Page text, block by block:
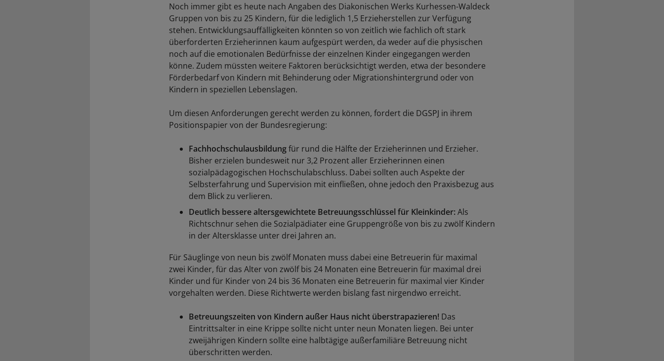
Noch immer gibt es heute nach Angaben des Diakonischen Werks Kurhessen-Waldeck
Gruppen von bis zu 25 Kindern, für die lediglich 1,5 Erzieherstellen zur Verfügung
stehen. Entwicklungsauffälligkeiten könnten so von zeitlich wie fachlich oft stark
überforderten Erzieherinnen kaum aufgespürt werden, da weder auf die physischen
noch auf die emotionalen Bedürfnisse der einzelnen Kinder eingegangen werden
könne. Zudem müssten weitere Faktoren berücksichtigt werden, etwa der besondere
Förderbedarf von Kindern mit Behinderung oder Migrationshintergrund oder von
Kindern in speziellen Lebenslagen.
Um diesen Anforderungen gerecht werden zu können, fordert die DGSPJ in ihrem
Positionspapier von der Bundesregierung:
Fachhochschulausbildungfür rund die Hälfte der Erzieherinnen und Erzieher.
Bisher erzielen bundesweit nur 3,2 Prozent aller Erzieherinnen einen
sozialpädagogischen Hochschulabschluss. Dabei sollten auch Aspekte der
Selbsterfahrung und Supervision mit einfließen, ohne jedoch den Praxisbezug aus
dem Blick zu verlieren.
Deutlich bessere altersgewichtete Betreuungsschlüssel für Kleinkinder:Als
Richtschnur sehen die Sozialpädiater eine Gruppengröße von bis zu zwölf Kindern
in der Altersklasse unter drei Jahren an.
Für Säuglinge von neun bis zwölf Monaten muss dabei eine Betreuerin für maximal
zwei Kinder, für das Alter von zwölf bis 24 Monaten eine Betreuerin für maximal drei
Kinder und für Kinder von 24 bis 36 Monaten eine Betreuerin für maximal vier Kinder
vorgehalten werden. Diese Richtwerte werden bislang fast nirgendwo erreicht.
Betreuungszeiten von Kindern außer Haus nicht überstrapazieren! Das
Eintrittsalter in eine Krippe sollte nicht unter neun Monaten liegen. Bei unter
zweijährigen Kindern sollte eine halbtägige außerfamiliäre Betreuung nicht
überschritten werden.